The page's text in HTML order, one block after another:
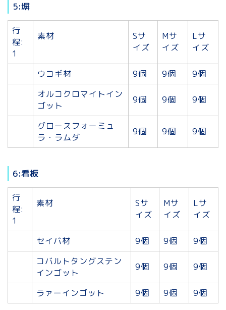
5:塀
行
程:
1
素材
Sサ
イズ
Mサ
イズ
Lサ
イズ
ウコギ材 9個 9個
9個
オルコクロマイトイン
ゴット
9個 9個 9個
グロースフォーミュ
ラ・ラムダ
9個 9個 9個
6:看板
行
程:
1
素材
Sサ
イズ
Mサ
イズ
Lサ
イズ
セイバ材 9個 9個
9個
コバルトタングステン
インゴット
9個 9個 9個
ラァーインゴット 9個 9個 9個